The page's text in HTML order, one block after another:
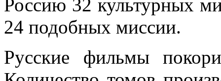
Россию 32 культурных
24 подобных миссии.
Русские фильмы